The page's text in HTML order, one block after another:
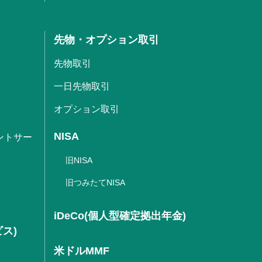
トサー
ス)
先物・オプション取引
先物取引
一日先物取引
オプション取引
NISA
旧NISA
旧つみたてNISA
iDeCo(個人型確定拠出年金)
米ドルMMF